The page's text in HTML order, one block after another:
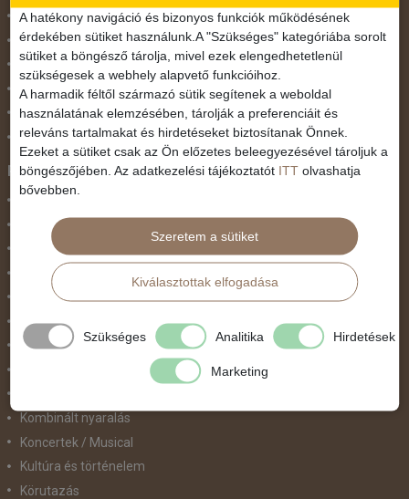
November 1.
Október 23.
Pünkösdi utazás
Szilveszter
Tavaszi szünet
Valentin nap
Programtípus
Belépőjegy
Egyéni út
Egzotikus út
Fesztiválok
Golfút
Gyalogtúra
Kombinált nyaralás
Koncertek / Musical
Kultúra és történelem
Körutazás
A hatékony navigáció és bizonyos funkciók működésének
érdekében sütiket használunk.A "Szükséges" kategóriába sorolt
sütiket a böngésző tárolja, mivel ezek elengedhetetlenül
szükségesek a webhely alapvető funkcióihoz.
A harmadik féltől származó sütik segítenek a weboldal
használatának elemzésében, tárolják a preferenciáit és
releváns tartalmakat és hirdetéseket biztosítanak Önnek.
Ezeket a sütiket csak az Ön előzetes beleegyezésével tároljuk a
böngészőjében. Az adatkezelési tájékoztatót ITT olvashatja
bővebben.
Szeretem a sütiket
Kiválasztottak elfogadása
Szükséges Analitika Hirdetések
Marketing